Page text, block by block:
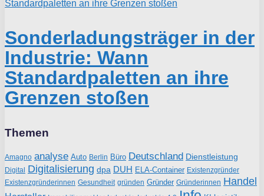
Sonderladungsträger in der
Industrie: Wann
Standardpaletten an ihre
Grenzen stoßen
Themen
Amagno analyse Auto Berlin Büro Deutschland Dienstleistung
Digital Digitalisierung dpa DUH ELA-Container Existenzgründer
Existenzgründerinnen Gesundheit gründen Gründer Gründerinnen Handel